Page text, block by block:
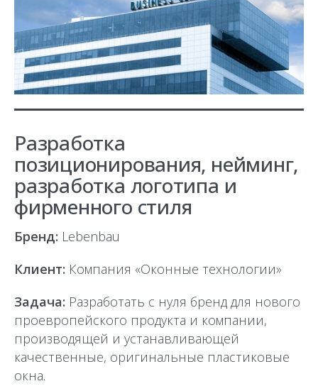
Разработка
позиционирования, нейминг,
разработка логотипа и
фирменного стиля
Бренд: Lebenbau
Клиент: Компания «Оконные технологии»
Задача: Разработать с нуля бренд для нового
проевропейского продукта и компании,
производящей и устанавливающей
качественные, оригинальные пластиковые
окна.